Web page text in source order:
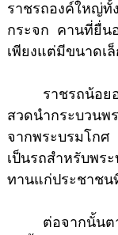
ราชรถองค์ใหญ่ทั้
กระจก คานที่ยื่น
เพียงแต่มีขนาดเ
ราชรถน้อยอง
สวดนำกระบวนพ
จากพระบรมโกศ
เป็นรถสำหรับพร
ทานแก่ประชาชน
ต่อจากนั้นตาม